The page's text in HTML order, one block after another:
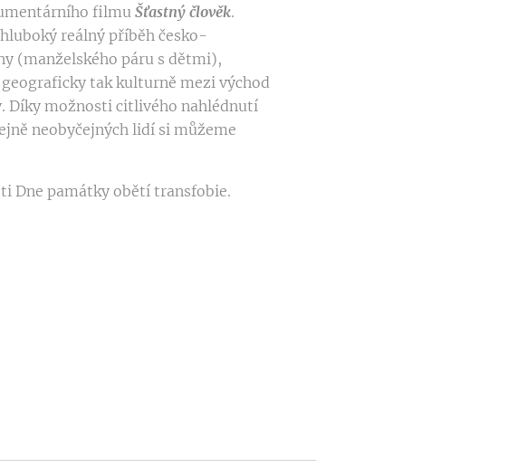
filmu Šťastný člověk.
reálný příběh česko-
(manželského páru s dětmi),
tak kulturně mezi východ
Díky možnosti citlivého nahlédnutí
neobyčejných lidí si můžeme
Dne památky obětí transfobie.